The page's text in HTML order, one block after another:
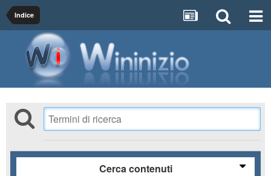
Indice
Cerca contenuti